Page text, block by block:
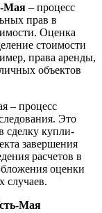
Мая – процесс
прав в
Оценка
стоимости
права аренды,
объектов
– процесс
Это
сделку купли-
завершения
расчетов в
оценки
случаев.
Мая